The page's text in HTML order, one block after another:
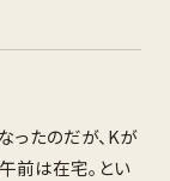
ったのだが、Kが
前は在宅。とい